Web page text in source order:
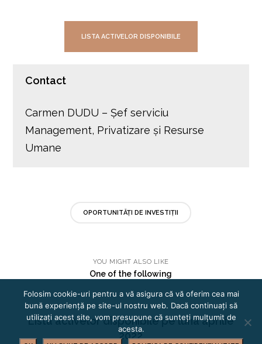
LISTA ACTIVELOR DISPONIBILE
Contact
Carmen DUDU – Șef serviciu
Management, Privatizare și Resurse
Umane
OPORTUNITĂȚI DE INVESTIȚII
YOU MIGHT ALSO LIKE
One of the following
Lista activelor disponibile pe luna aprilie
2022
Folosim cookie-uri pentru a vă asigura că vă oferim cea mai
bună experiență pe site-ul nostru web. Dacă continuați să
utilizați acest site, vom presupune că sunteți mulțumit de
acesta.